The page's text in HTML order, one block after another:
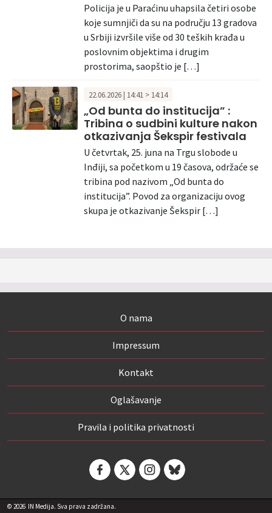
Policija je u Paraćinu uhapsila četiri osobe
koje sumnjiči da su na području 13 gradova
u Srbiji izvršile više od 30 teških krađa u
poslovnim objektima i drugim
prostorima, saopštio je […]
22.06.2026 | 14:41 > 14:14
„Od bunta do institucija” :
Tribina o sudbini kulture nakon
otkazivanja Šekspir festivala
U četvrtak, 25. juna na Trgu slobode u
Inđiji, sa početkom u 19 časova, održaće se
tribina pod nazivom „Od bunta do
institucija”. Povod za organizaciju ovog
skupa je otkazivanje Šekspir […]
O nama
Impressum
Kontakt
Oglašavanje
Pravila i politika privatnosti
© 2026 IN Medija. Sva prava zadržana.